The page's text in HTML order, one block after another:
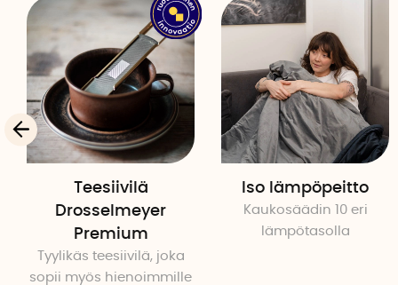
Teesiivilä
Drosselmeyer
Premium
Tyylikäs teesiivilä, joka
sopii myös hienoimmille
Iso lämpöpeitto
Kaukosäädin 10 eri
lämpötasolla